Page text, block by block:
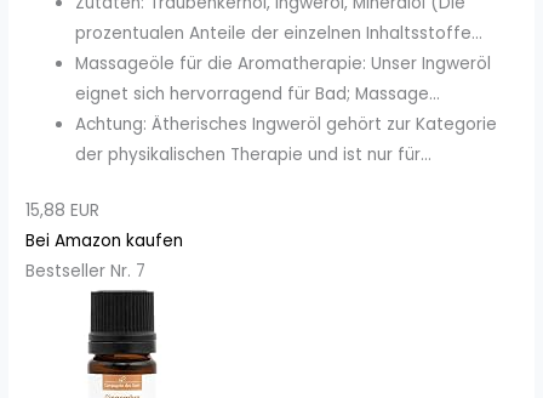
prozentualen Anteile der einzelnen Inhaltsstoffe...
Massageöle für die Aromatherapie: Unser Ingweröl
eignet sich hervorragend für Bad; Massage...
Achtung: Ätherisches Ingweröl gehört zur Kategorie
der physikalischen Therapie und ist nur für...
15,88 EUR
Bei Amazon kaufen
Bestseller Nr. 7